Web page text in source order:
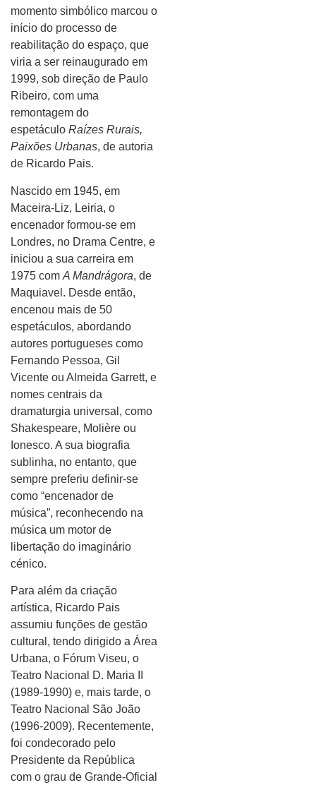
momento simbólico marcou o
início do processo de
reabilitação do espaço, que
viria a ser reinaugurado em
1999, sob direção de Paulo
Ribeiro, com uma
remontagem do
espetáculo Raízes Rurais,
Paixões Urbanas, de autoria
de Ricardo Pais.
Nascido em 1945, em
Maceira-Liz, Leiria, o
encenador formou-se em
Londres, no Drama Centre, e
iniciou a sua carreira em
1975 com A Mandrágora, de
Maquiavel. Desde então,
encenou mais de 50
espetáculos, abordando
autores portugueses como
Fernando Pessoa, Gil
Vicente ou Almeida Garrett, e
nomes centrais da
dramaturgia universal, como
Shakespeare, Molière ou
Ionesco. A sua biografia
sublinha, no entanto, que
sempre preferiu definir-se
como “encenador de
música”, reconhecendo na
música um motor de
libertação do imaginário
cénico.
Para além da criação
artística, Ricardo Pais
assumiu funções de gestão
cultural, tendo dirigido a Área
Urbana, o Fórum Viseu, o
Teatro Nacional D. Maria II
(1989-1990) e, mais tarde, o
Teatro Nacional São João
(1996-2009). Recentemente,
foi condecorado pelo
Presidente da República
com o grau de Grande-Oficial